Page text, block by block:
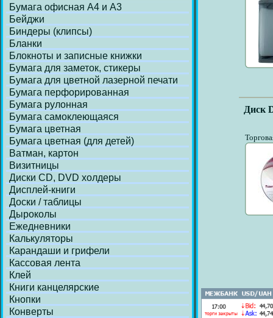
Бумага офисная А4 и А3
Бейджи
Биндеры (клипсы)
Бланки
Блокноты и записные книжки
Бумага для заметок, стикеры
Бумага для цветной лазерной печати
Бумага перфорирoванная
Бумага рулонная
Бумага самоклеющаяся
Бумага цветная
Бумага цветная (для детей)
Ватман, картон
Визитницы
Диски СD, DVD холдеры
Дисплей-книги
Доски / таблицы
Дыроколы
Ежедневники
Калькуляторы
Карандаши и грифели
Кассовая лента
Клей
Книги канцелярские
Кнопки
Конверты
Диск